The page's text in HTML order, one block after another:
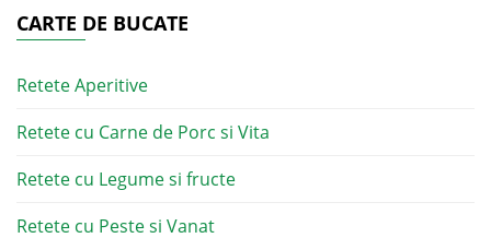
CARTE DE BUCATE
Retete Aperitive
Retete cu Carne de Porc si Vita
Retete cu Legume si fructe
Retete cu Peste si Vanat